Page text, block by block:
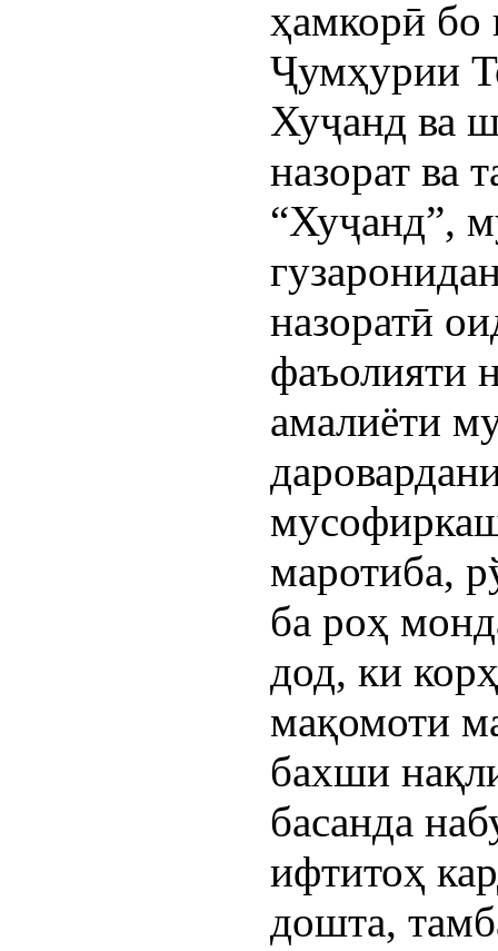
ҳамкорӣ
Ҷумҳурии
Хуҷанд ва
назорат ва
“Хуҷанд”,
назоратӣ
фаъолияти
амалиёти
маротиба,
ба роҳ
дод, ки
мақомоти
бахши
басанда
ифтитоҳ
дошта,